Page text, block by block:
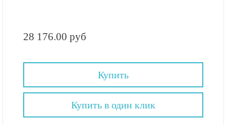
28 176.00 руб
Купить
Купить в один клик